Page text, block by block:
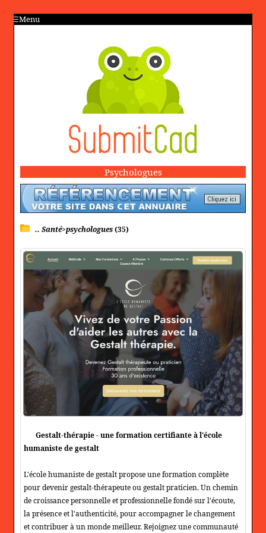
Menu
Psychologues
.. Santé>psychologues(35)
Gestalt-thérapie - une formation certifiante à l'école
humaniste de gestalt
L'école humaniste de gestalt propose une formation complète
pour devenir gestalt-thérapeute ou gestalt praticien. Un chemin
de croissance personnelle et professionnelle fondé sur l'écoute,
la présence et l'authenticité, pour accompagner le changement
et contribuer à un monde meilleur. Rejoignez une communauté